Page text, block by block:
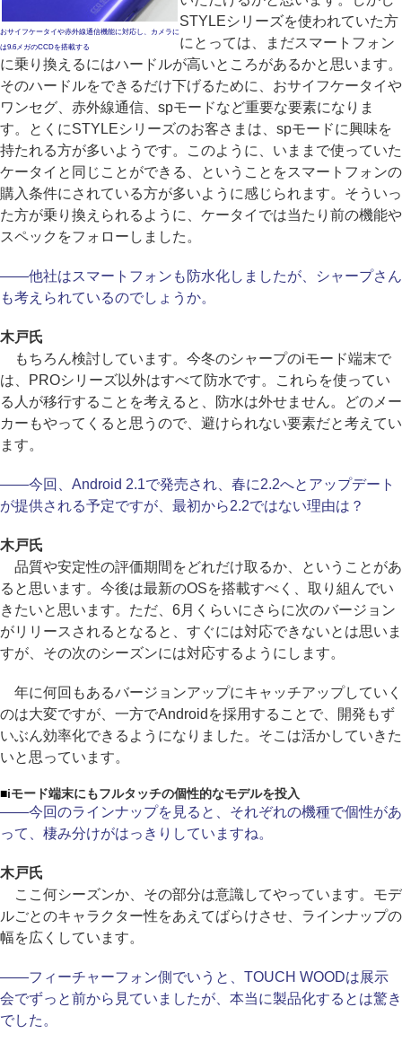
おサイフケータイや赤外線通信機能に対応し、カメラに
は9.6メガのCCDを搭載する
STYLEシリーズを使われていた方
にとっては、まだスマートフォン
に乗り換えるにはハードルが高いところがあるかと思います。
そのハードルをできるだけ下げるために、おサイフケータイや
ワンセグ、赤外線通信、spモードなど重要な要素になりま
す。とくにSTYLEシリーズのお客さまは、spモードに興味を
持たれる方が多いようです。このように、いままで使っていた
ケータイと同じことができる、ということをスマートフォンの
購入条件にされている方が多いように感じられます。そういっ
た方が乗り換えられるように、ケータイでは当たり前の機能や
スペックをフォローしました。
――他社はスマートフォンも防水化しましたが、シャープさん
も考えられているのでしょうか。
木戸氏
もちろん検討しています。今冬のシャープのiモード端末で
は、PROシリーズ以外はすべて防水です。これらを使ってい
る人が移行することを考えると、防水は外せません。どのメー
カーもやってくると思うので、避けられない要素だと考えてい
ます。
――今回、Android 2.1で発売され、春に2.2へとアップデート
が提供される予定ですが、最初から2.2ではない理由は？
木戸氏
品質や安定性の評価期間をどれだけ取るか、ということがあ
ると思います。今後は最新のOSを搭載すべく、取り組んでい
きたいと思います。ただ、6月くらいにさらに次のバージョン
がリリースされるとなると、すぐには対応できないとは思いま
すが、その次のシーズンには対応するようにします。
年に何回もあるバージョンアップにキャッチアップしていく
のは大変ですが、一方でAndroidを採用することで、開発もず
いぶん効率化できるようになりました。そこは活かしていきた
いと思っています。
■iモード端末にもフルタッチの個性的なモデルを投入
――今回のラインナップを見ると、それぞれの機種で個性があ
って、棲み分けがはっきりしていますね。
木戸氏
ここ何シーズンか、その部分は意識してやっています。モデ
ルごとのキャラクター性をあえてばらけさせ、ラインナップの
幅を広くしています。
――フィーチャーフォン側でいうと、TOUCH WOODは展示
会でずっと前から見ていましたが、本当に製品化するとは驚き
でした。